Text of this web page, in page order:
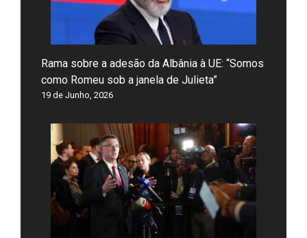
Rama sobre a adesão da Albânia à UE: “Somos
como Romeu sob a janela de Julieta”
19 de Junho, 2026